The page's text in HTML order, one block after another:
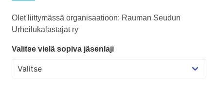
Olet liittymässä organisaatioon: Rauman Seudun
Urheilukalastajat ry
Valitse vielä sopiva jäsenlaji